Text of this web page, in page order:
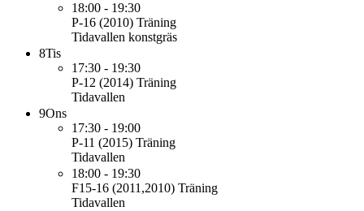
18:00 - 19:30
P-16 (2010) Träning
Tidavallen konstgräs
8Tis
17:30 - 19:30
P-12 (2014) Träning
Tidavallen
9Ons
17:30 - 19:00
P-11 (2015) Träning
Tidavallen
18:00 - 19:30
F15-16 (2011,2010) Träning
Tidavallen